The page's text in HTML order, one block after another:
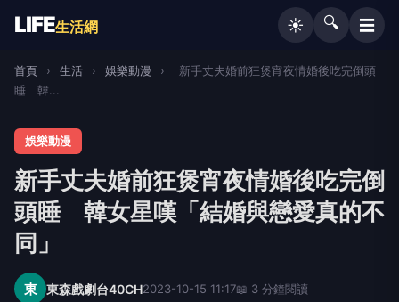
LIFE生活網 ☀️ 🔍 ☰
首頁 › 生活 › 娛樂動漫 ›
新手丈夫婚前狂煲宵夜情婚後吃完倒頭
睡 韓...
娛樂動漫
新手丈夫婚前狂煲宵夜情婚後吃完倒
頭睡 韓女星嘆「結婚與戀愛真的不
同」
東 東森戲劇台40CH2023-10-15 11:17📖 3 分鐘閱讀